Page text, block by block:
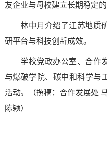
友企业与母校建立长期稳定的
林中月介绍了江苏地质
研平台与科技创新成效。
学校党政办公室、合作
与爆破学院、碳中和科学与
活动。（撰稿：合作发展处
陈颖）